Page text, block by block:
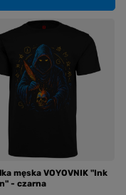
męska VOYOVNIK "Ink
- czarna